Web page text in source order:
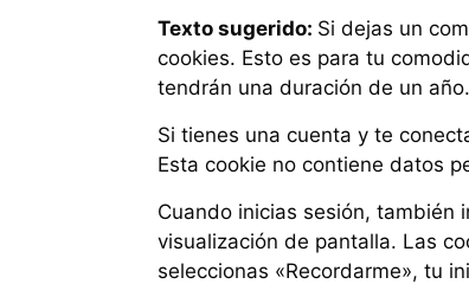
Texto sugerido: Si dejas un
cookies. Esto es para tu
tendrán una duración de un año.
Si tienes una cuenta y te
Esta cookie no contiene datos
Cuando inicias sesión, también
visualización de pantalla. Las
seleccionas «Recordarme», tu